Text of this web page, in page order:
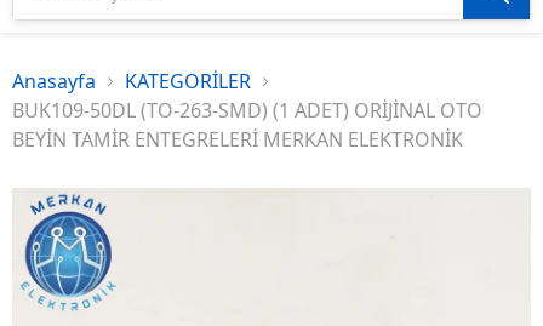
Anasayfa
KATEGORİLER
BUK109-50DL (TO-263-SMD) (1 ADET) ORİJİNAL OTO
BEYİN TAMİR ENTEGRELERİ MERKAN ELEKTRONİK